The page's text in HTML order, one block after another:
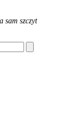
sam szczyt